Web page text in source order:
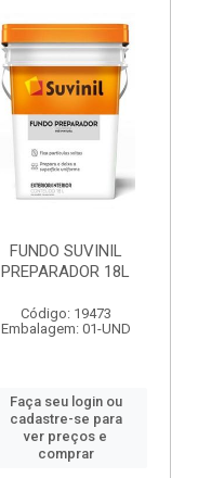
FUNDO SUVINIL
PREPARADOR 18L
Código: 19473
Embalagem: 01-UND
Faça seu login ou
cadastre-se para
ver preços e
comprar